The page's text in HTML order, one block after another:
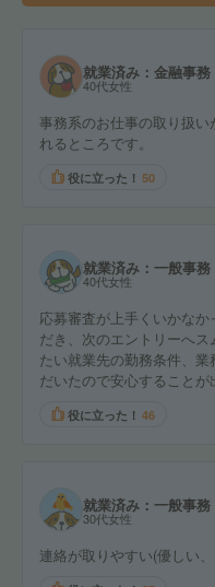
就業済み：金融事務
40代女性
事務系のお仕事の取り扱
れるところです。
役に立った！ 50
就業済み：一般事務
40代女性
応募審査が上手くいかな
だき、次のエントリーへ
たい就業先の勤務条件、
だいたので安心することが
役に立った！ 46
就業済み：一般事務
30代女性
連絡が取りやすい(優しい